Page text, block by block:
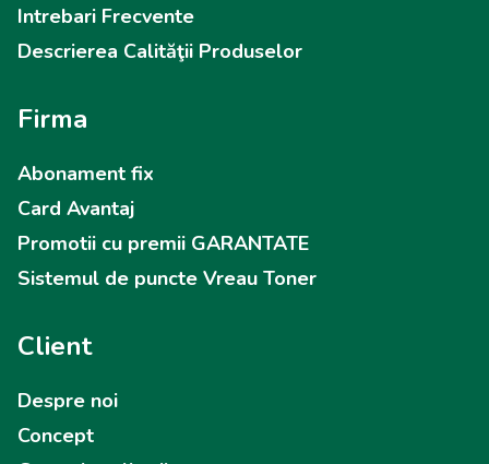
Intrebari Frecvente
Descrierea Calităţii Produselor
Firma
Abonament fix
Card Avantaj
Promotii cu premii GARANTATE
Sistemul de puncte Vreau Toner
Client
Despre noi
Concept